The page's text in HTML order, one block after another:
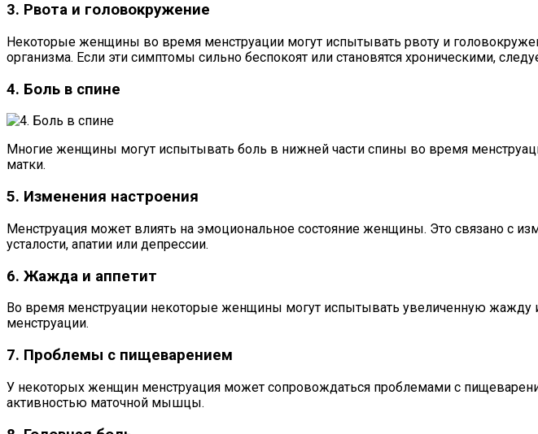
3. Рвота и головокружение
Некоторые женщины во время менструации могут испытывать рвоту и
организма. Если эти симптомы сильно беспокоят или становятся хроническими,
4. Боль в спине
Многие женщины могут испытывать боль в нижней части спины во время
матки.
5. Изменения настроения
Менструация может влиять на эмоциональное состояние женщины. Это связано с
усталости, апатии или депрессии.
6. Жажда и аппетит
Во время менструации некоторые женщины могут испытывать увеличенную жажду
менструации.
7. Проблемы с пищеварением
У некоторых женщин менструация может сопровождаться проблемами с
активностью маточной мышцы.